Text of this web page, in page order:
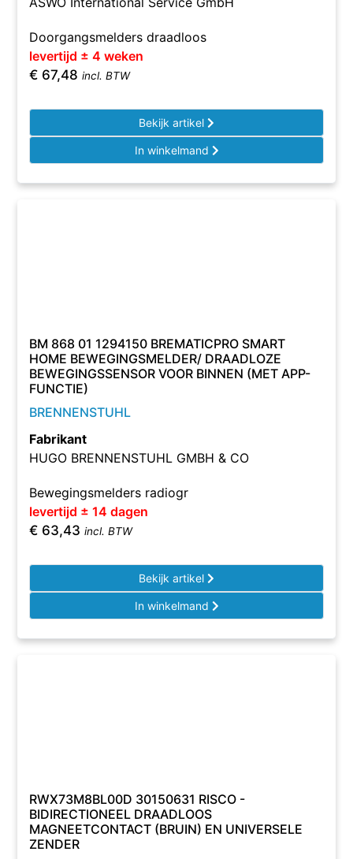
Doorgangsmelders draadloos
levertijd ± 4 weken
€ 67,48 incl. BTW
Bekijk artikel
In winkelmand
BM 868 01 1294150 BREMATICPRO SMART
HOME BEWEGINGSMELDER/ DRAADLOZE
BEWEGINGSSENSOR VOOR BINNEN (MET APP-
FUNCTIE)
BRENNENSTUHL
Fabrikant
HUGO BRENNENSTUHL GMBH & CO
Bewegingsmelders radiogr
levertijd ± 14 dagen
€ 63,43 incl. BTW
Bekijk artikel
In winkelmand
RWX73M8BL00D 30150631 RISCO -
BIDIRECTIONEEL DRAADLOOS
MAGNEETCONTACT (BRUIN) EN UNIVERSELE
ZENDER